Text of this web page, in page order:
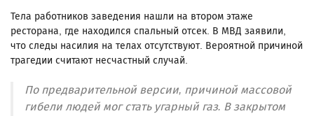
Тела работников заведения нашли на втором этаже
ресторана, где находился спальный отсек. В МВД заявили,
что следы насилия на телах отсутствуют. Вероятной причиной
трагедии считают несчастный случай.
По предварительной версии, причиной массовой
гибели людей мог стать угарный газ. В закрытом